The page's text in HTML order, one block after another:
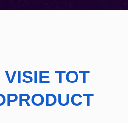
VISIE TOT